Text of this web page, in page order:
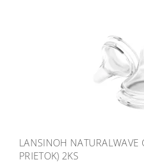
LANSINOH NATURALWAVE
PRIETOK) 2KS